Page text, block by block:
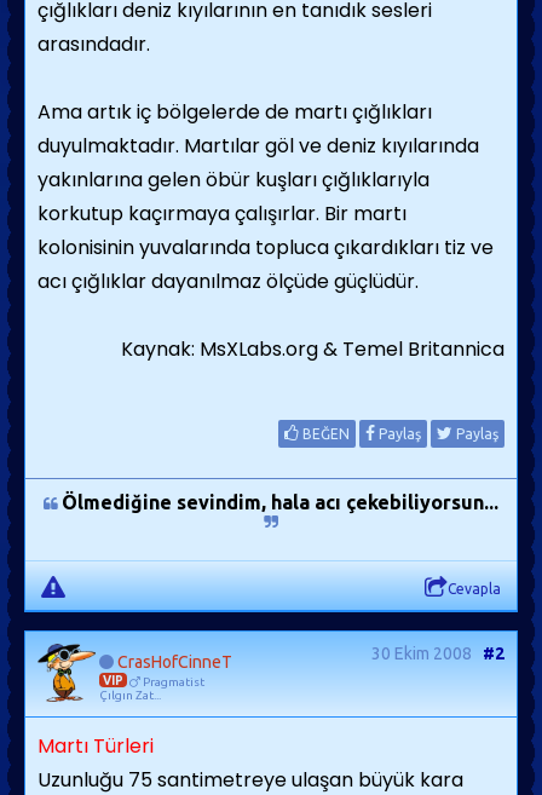
çığlıkları deniz kıyılarının en tanıdık sesleri
arasındadır.
Ama artık iç böl­gelerde de martı çığlıkları
duyulmaktadır. Martılar göl ve deniz kıyılarında
yakınlarına gelen öbür kuşları çığlıklarıyla
korkutup ka­çırmaya çalışırlar. Bir martı
kolonisinin yuva­larında topluca çıkardıkları tiz ve
acı çığlıklar dayanılmaz ölçüde güçlüdür.
Kaynak: MsXLabs.org & Temel Britannica
BEĞEN Paylaş Paylaş
Ölmediğine sevindim, hala acı çekebiliyorsun...
Cevapla
CrasHofCinneT
VIP
Pragmatist
Çılgın Zat...
30 Ekim 2008 #2
Martı Türleri
Uzunluğu 75 santimetreye ulaşan büyük kara